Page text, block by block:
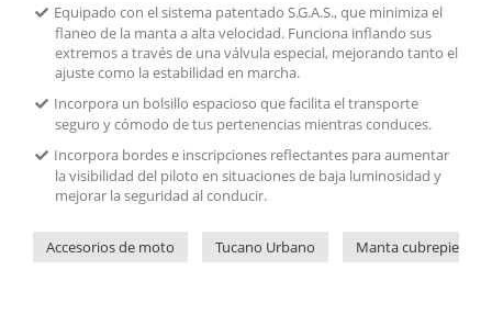
Equipado con el sistema patentado S.G.A.S., que minimiza el
flaneo de la manta a alta velocidad. Funciona inflando sus
extremos a través de una válvula especial, mejorando tanto el
ajuste como la estabilidad en marcha.
Incorpora un bolsillo espacioso que facilita el transporte
seguro y cómodo de tus pertenencias mientras conduces.
Incorpora bordes e inscripciones reflectantes para aumentar
la visibilidad del piloto en situaciones de baja luminosidad y
mejorar la seguridad al conducir.
Accesorios de moto Tucano Urbano Manta cubrepiernas